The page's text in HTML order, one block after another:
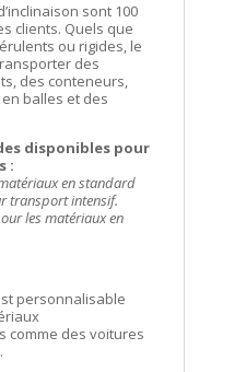
sont 100
clients. Quels que
ou rigides, le
des
des conteneurs,
balles et des
disponibles pour
:
enstandard
transport intensif.
les matériaux en
personnalisable
comme des voitures